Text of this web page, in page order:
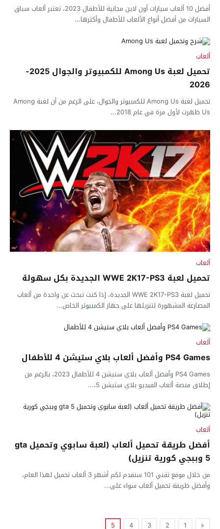
أفضل 10 ألعاب سيارات أون لاين مجانية للأطفال 2023، تعتبر ألعاب سباق
السيارات من أفضل أنواع الألعاب للأطفال وأكثرها...
ألعاب
تحميل لعبة Among Us للكمبيوتر والجوال 2025-
2026
تحميل لعبة Among Us للكمبيوتر والجوال، على الرغم من أن لعبة Among
Us ظهرت لأول مرة في عام 2018...
ألعاب
تحميل لعبة WWE 2K17-PS3 الجديدة بكل سهولة
تحميل لعبة WWE 2K17-PS3 الجديدة، إذا كنت تبحث عن واحدة من ألعاب
المصارعة المشهورة لتنزيلها على جهاز الكمبيوتر الخاص...
ألعاب
PS4 Games وأفضل ألعاب بلاي ستيشن 4 للأطفال
PS4 Games وأفضل ألعاب بلاي ستيشن 4 للأطفال 2023، بالرغم من
إطلاق منصة ألعاب الفيديو بلاي ستيشن 5،...
ألعاب
أفضل طريقة تحميل ألعاب (لعبة سابوي وتحميل gta
5 وببجي كورية تنزيل)
من خلال موقع تقني 101 سنقدم لكم أشهر 3 ألعاب تحميل لهذا العام،
وأفضل طريقة تحميل ألعاب سواء على...
«
1
2
3
4
5